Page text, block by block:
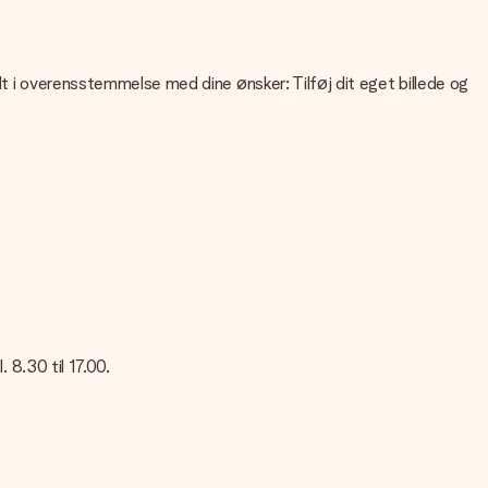
i overensstemmelse med dine ønsker: Tilføj dit eget billede og
af dit billede, kan du kontakte vores kundeservice og
venligst vores kundeservice. De er glade for at hjælpe
på dette kort, så modtageren vil vide præcis, hvem du skal
8.30 til 17.00.